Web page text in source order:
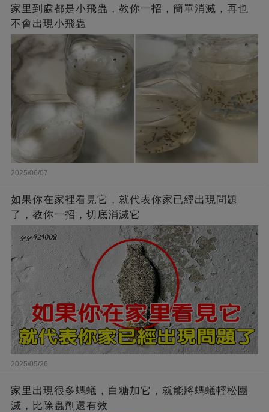
家里到處都是小飛蟲，教你一招，簡單消滅，再也
不會出現小飛蟲
2025/06/07
如果你在家裡看見它，就代表你家已經出現問題
了，教你一招，切底消滅它
2025/05/26
家里出現很多螞蟻，白糖加它，就能將螞蟻輕松團
滅，比除蟲劑還有效